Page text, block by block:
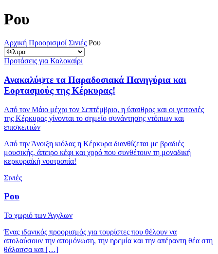
Ρου
Αρχική Προορισμοί Σινιές Ρου
Προτάσεις για Καλοκαίρι
Ανακαλύψτε τα Παραδοσιακά Πανηγύρια και
Εορτασμούς της Κέρκυρας!
Από τον Μάιο μέχρι τον Σεπτέμβριο, η ύπαιθρος και οι γειτονιές
της Κέρκυρας γίνονται το σημείο συνάντησης ντόπιων και
επισκεπτών
Από την Άνοιξη κιόλας η Κέρκυρα διανθίζεται με βραδιές
μουσικής, άπειρο κέφι και χορό που συνθέτουν τη μοναδική
κερκυραϊκή νοοτροπία!
Σινιές
Ρου
Το χωριό των Άγγλων
Ένας ιδανικός προορισμός για τουρίστες που θέλουν να
απολαύσουν την απομόνωση, την ηρεμία και την απέραντη θέα στη
θάλασσα και […]